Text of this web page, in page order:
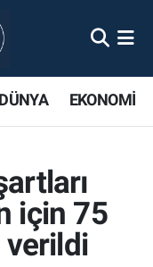
DÜNYA EKONOMİ
için 75